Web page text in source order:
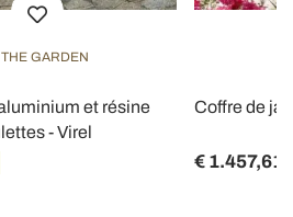
GARDEN
et résine
- Virel
Coffre de
€ 1.457,61